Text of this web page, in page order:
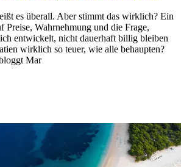
es überall. Aber stimmt das wirklich? Ein
Wahrnehmung und die Frage,
entwickelt, nicht dauerhaft billig bleiben
wirklich so teuer, wie alle behaupten?
Mar